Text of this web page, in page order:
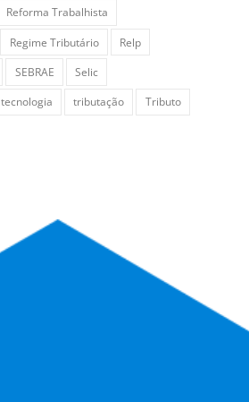
Reforma Trabalhista
Regime Tributário
Relp
SEBRAE
Selic
tecnologia tributação
Tributo